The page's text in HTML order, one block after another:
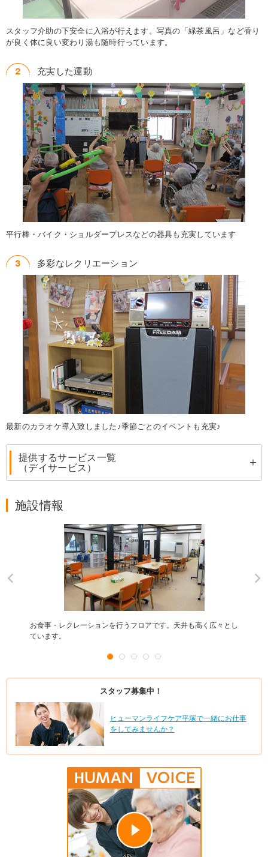
スタッフ介助の下安全に入浴が行えます。写真の「緑茶風呂」など香り
が良く体に良い変わり湯も随時行っています。
充実した運動
平行棒・バイク・ショルダープレスなどの器具も充実しています
多彩なレクリエーション
最新のカラオケ導入致しました♪季節ごとのイベントも充実♪
提供するサービス一覧
（デイサービス）
施設情報
お食事・レクレーションを行うフロアです。天井も高く広々とし
ています。
スタッフ募集中！
ヒューマンライフケア平塚で一緒にお仕事
をしてみませんか？